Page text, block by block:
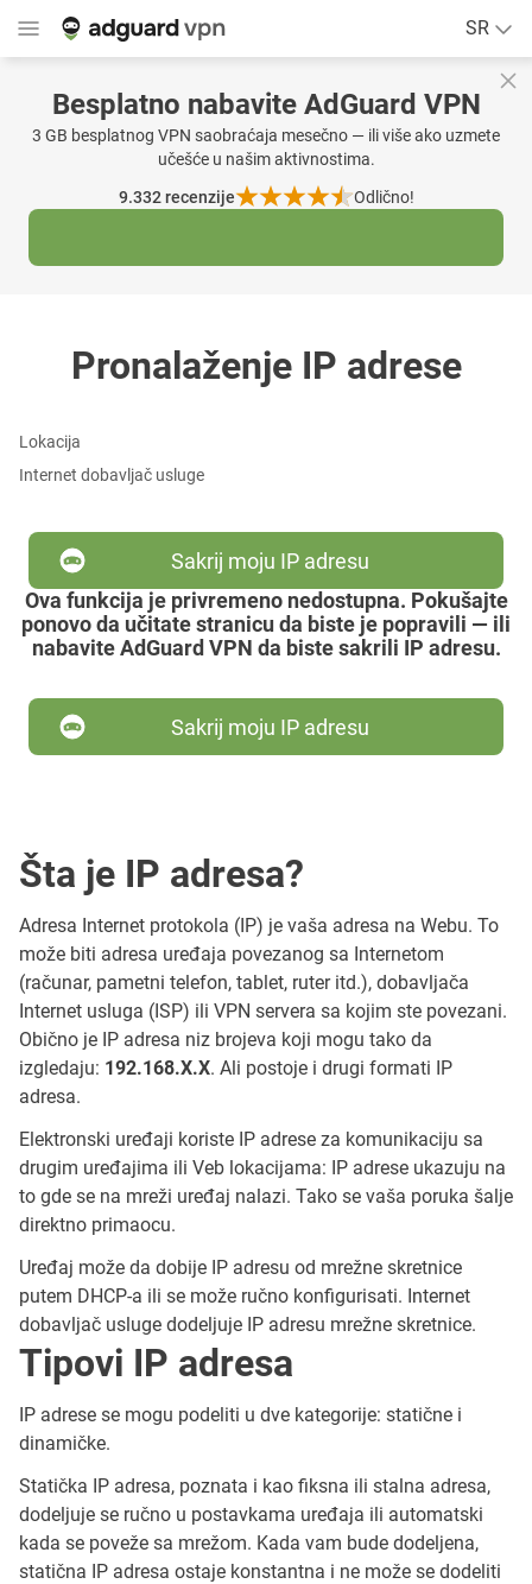
SR
Besplatno nabavite AdGuard VPN
3 GB besplatnog VPN saobraćaja mesečno — ili više ako uzmete
učešće u našim aktivnostima.
9.332recenzije Odlično!
Pronalaženje IP adrese
Lokacija
Internet dobavljač usluge
Sakrij moju IP adresu
Ova funkcija je privremeno nedostupna. Pokušajte
ponovo da učitate stranicu da biste je popravili — ili
nabavite AdGuard VPN da biste sakrili IP adresu.
Sakrij moju IP adresu
Šta je IP adresa?
Adresa Internet protokola (IP) je vaša adresa na Webu. To
može biti adresa uređaja povezanog sa Internetom
(računar, pametni telefon, tablet, ruter itd.), dobavljača
Internet usluga (ISP) ili VPN servera sa kojim ste povezani.
Obično je IP adresa niz brojeva koji mogu tako da
izgledaju: 192.168.X.X. Ali postoje i drugi formati IP
adresa.
Elektronski uređaji koriste IP adrese za komunikaciju sa
drugim uređajima ili Veb lokacijama: IP adrese ukazuju na
to gde se na mreži uređaj nalazi. Tako se vaša poruka šalje
direktno primaocu.
Uređaj može da dobije IP adresu od mrežne skretnice
putem DHCP-a ili se može ručno konfigurisati. Internet
dobavljač usluge dodeljuje IP adresu mrežne skretnice.
Tipovi IP adresa
IP adrese se mogu podeliti u dve kategorije: statične i
dinamičke.
Statička IP adresa, poznata i kao fiksna ili stalna adresa,
dodeljuje se ručno u postavkama uređaja ili automatski
kada se poveže sa mrežom. Kada vam bude dodeljena,
statična IP adresa ostaje konstantna i ne može se dodeliti